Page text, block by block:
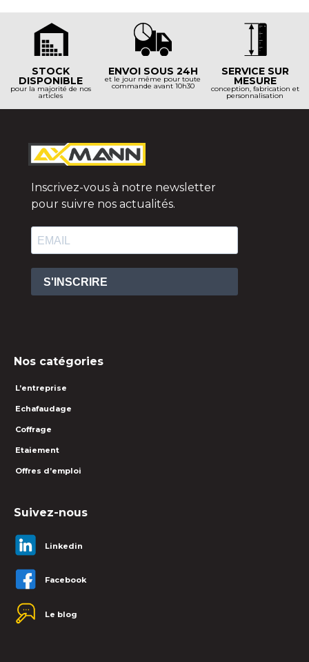
STOCK
DISPONIBLE
pour la majorité de nos
articles
ENVOI SOUS 24H
et le jour même pour toute
commande avant 10h30
SERVICE SUR
MESURE
conception, fabrication et
personnalisation
Inscrivez-vous à notre newsletter
pour suivre nos actualités.
S'INSCRIRE
Nos catégories
L’entreprise
Echafaudage
Coffrage
Etaiement
Offres d’emploi
Suivez-nous
Linkedin
Facebook
Le blog